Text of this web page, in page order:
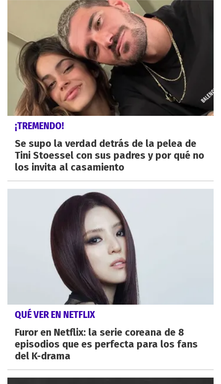
¡TREMENDO!
Se supo la verdad detrás de la pelea de
Tini Stoessel con sus padres y por qué no
los invita al casamiento
QUÉ VER EN NETFLIX
Furor en Netflix: la serie coreana de 8
episodios que es perfecta para los fans
del K-drama